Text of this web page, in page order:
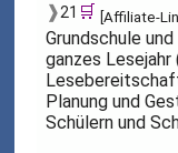
❱21 🛒 [Affiliate-
Grundschule
ganzes Lesejahr
Planung und
Schülern und